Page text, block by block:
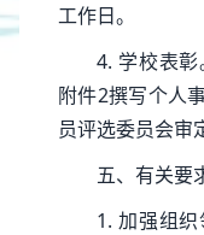
工作日。
4. 学校表
附件2撰写个人
员评选委员会审
五、有关要
1. 加强组